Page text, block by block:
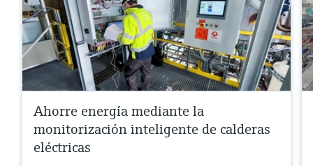
Ahorre energía mediante la
monitorización inteligente de calderas
eléctricas